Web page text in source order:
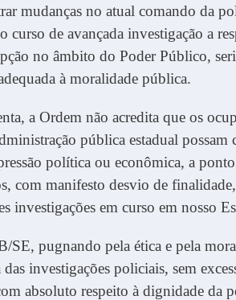
mudanças no atual comando da
curso de avançada investigação a
no âmbito do Poder Público,
à moralidade pública.
a Ordem não acredita que os
pública estadual possam
política ou econômica, a
com manifesto desvio de
investigações em curso em nosso
SE, pugnando pela ética e pela
investigações policiais, sem
absoluto respeito à dignidade da